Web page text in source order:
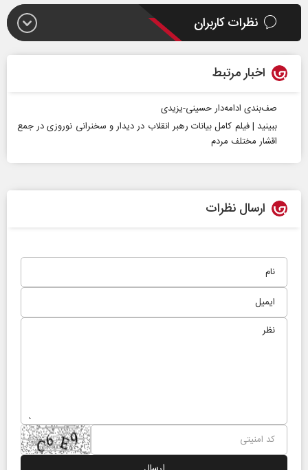
نظرات کاربران
اخبار مرتبط
صف‌بندی ادامه‌دار حسینی-یزیدی
ببینید | فیلم کامل بیانات رهبر انقلاب در دیدار و سخنرانی نوروزی در جمع
اقشار مختلف مردم
ارسال نظرات